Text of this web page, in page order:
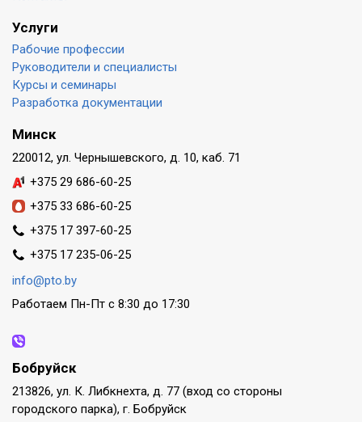
Услуги
Рабочие профессии
Руководители и специалисты
Курсы и семинары
Разработка документации
Минск
220012, ул. Чернышевского, д. 10, каб. 71
+375 29 686-60-25
+375 33 686-60-25
+375 17 397-60-25
+375 17 235-06-25
info@pto.by
Работаем Пн-Пт с 8:30 до 17:30
Бобруйск
213826, ул. К. Либкнехта, д. 77 (вход со стороны
городского парка), г. Бобруйск